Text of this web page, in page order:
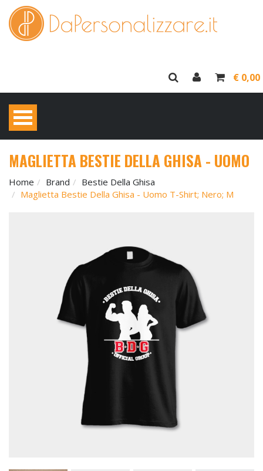
€ 0,00
MAGLIETTA BESTIE DELLA GHISA - UOMO
Home Brand
Bestie Della Ghisa
Maglietta Bestie Della Ghisa - Uomo T-Shirt; Nero; M